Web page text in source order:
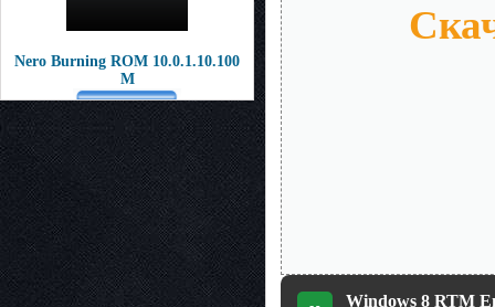
Nero Burning ROM 10.0.1.10.100
M
Windows 8 RTM